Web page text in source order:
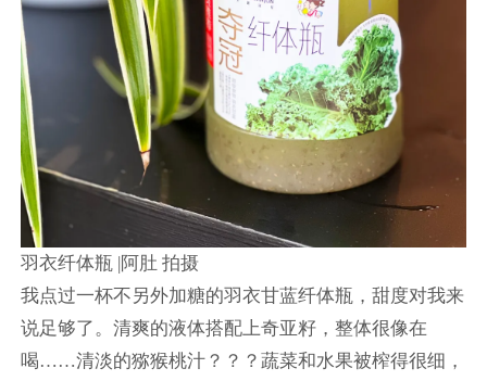
羽衣纤体瓶 |阿肚 拍摄
我点过一杯不另外加糖的羽衣甘蓝纤体瓶，甜度对我来
说足够了。清爽的液体搭配上奇亚籽，整体很像在
喝……清淡的猕猴桃汁？？？蔬菜和水果被榨得很细，